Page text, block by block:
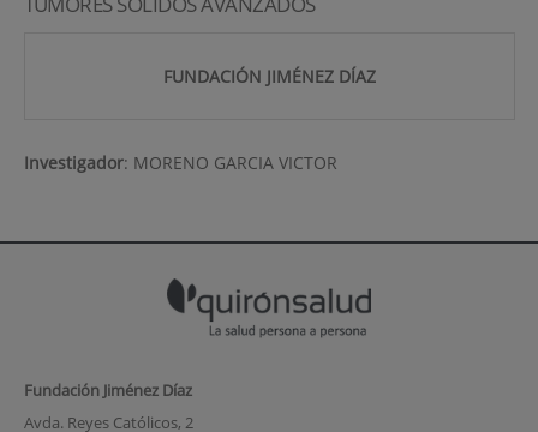
FUNDACIÓN JIMÉNEZ DÍAZ
Investigador: MORENO GARCIA VICTOR
Fundación Jiménez Díaz
Avda. Reyes Católicos, 2